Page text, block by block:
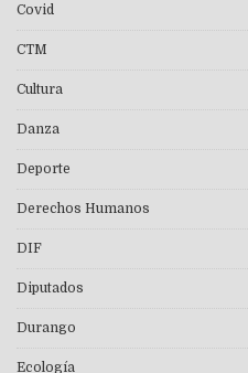
Covid
CTM
Cultura
Danza
Deporte
Derechos Humanos
DIF
Diputados
Durango
Ecología